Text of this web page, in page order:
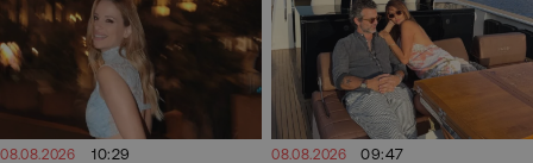
08.08.2026 10:29 08.08.2026 09:47